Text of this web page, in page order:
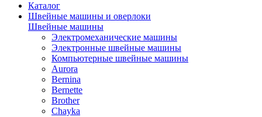
Каталог
Швейные машины и оверлоки
Швейные машины
Электромеханические машины
Электронные швейные машины
Компьютерные швейные машины
Aurora
Bernina
Bernette
Brother
Chayka